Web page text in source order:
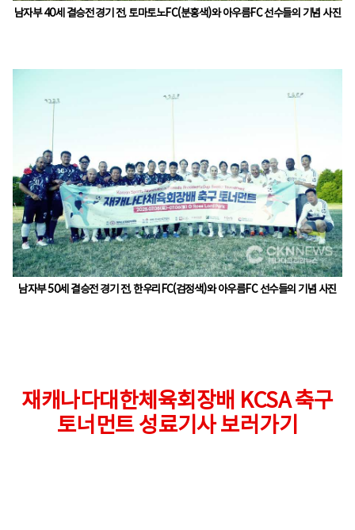
남자부 40세 결승전 경기 전, 토마토노FC(분홍색)와 아우름FC 선수들의 기념 사진
남자부 50세 결승전 경기 전, 한우리FC(검정색)와 아우름FC 선수들의 기념 사진
재캐나다대한체육회장배 KCSA 축구
토너먼트 성료기사 보러가기